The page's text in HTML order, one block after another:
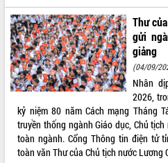
Chuyển đổi số 'mở đường' cho nông
nghiệp Đắk Lắk tăng trưởng bứt phá
Triển khai đồng bộ đo đạc, lập hồ sơ
địa chính, hoàn thiện cơ sở dữ liệu đất
đai
Ứng dụng sinh trắc học - Bước tiến
trong hành trình chuyển đổi số tại Đắk
Lắk
Đắk Lắk nâng cao hiệu quả công tác
Đảng từ Sổ tay đảng viên điện tử
Thư
gửi
(04/09/
Nhân
2026,
kỷ niệm 80 năm Cách mạng Tháng
truyền thống ngành Giáo dục, Chủ
toàn ngành. Cổng Thông tin điện tử
toàn văn Thư của Chủ tịch nước Lương